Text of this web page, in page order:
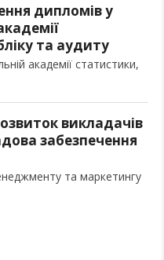
дипломів у
та аудиту
академії статистики,
викладачів
забезпечення
та маркетингу